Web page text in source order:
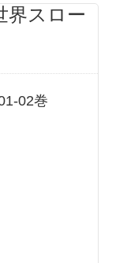
界スロー
02巻